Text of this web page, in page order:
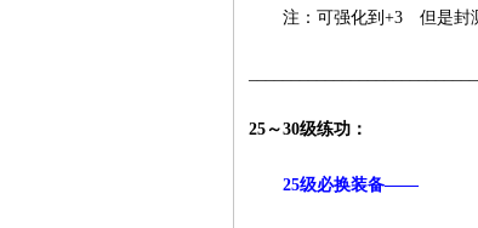
注：可强化到+3 但是封
25～30级练功：
25级必换装备——